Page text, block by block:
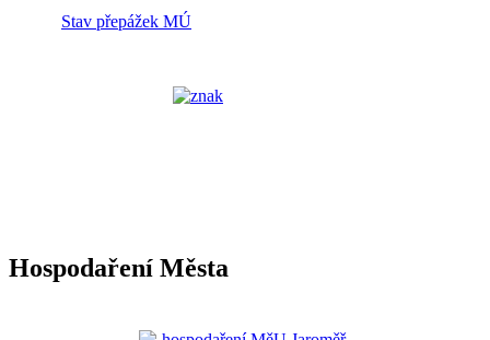
Stav přepážek MÚ
Hospodaření Města